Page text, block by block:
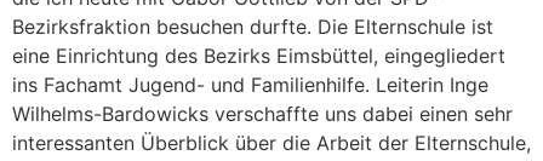
Bezirksfraktion besuchen durfte. Die Elternschule ist
eine Einrichtung des Bezirks Eimsbüttel, eingegliedert
ins Fachamt Jugend- und Familienhilfe. Leiterin Inge
Wilhelms-Bardowicks verschaffte uns dabei einen sehr
interessanten Überblick über die Arbeit der Elternschule,